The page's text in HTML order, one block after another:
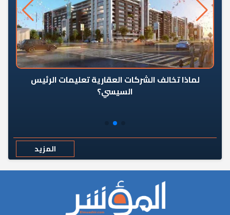
لماذا تخالف الشركات العقارية تعليمات الرئيس
السيسي؟
المزيد